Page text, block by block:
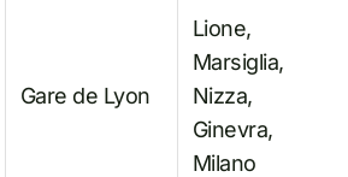
Gare de Lyon
Lione,
Marsiglia,
Nizza,
Ginevra,
Milano